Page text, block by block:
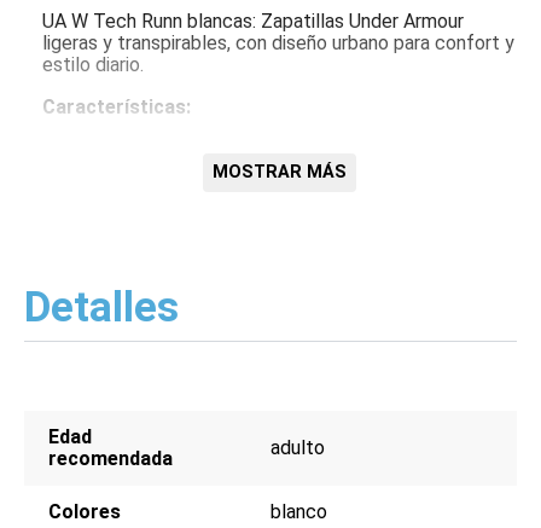
UA W Tech Runn blancas: Zapatillas Under Armour
ligeras y transpirables, con diseño urbano para confort y
estilo diario.
Características:
MOSTRAR MÁS
Detalles
Edad
recomendada
adulto
Colores blanco